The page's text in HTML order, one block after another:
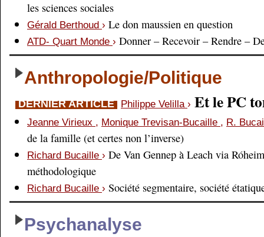
les sciences sociales
Gérald Berthoud › Le don maussien en question
ATD- Quart Monde › Donner – Recevoir – Rendre –
Anthropologie/Politique
DERNIER ARTICLE Philippe Velilla › Et le PC
Jeanne Virieux , Monique Trevisan-Bucaille , R.
de la famille (et certes non l’inverse)
Richard Bucaille › De Van Gennep à Leach via
méthodologique
Richard Bucaille › Société segmentaire, société
Psychanalyse